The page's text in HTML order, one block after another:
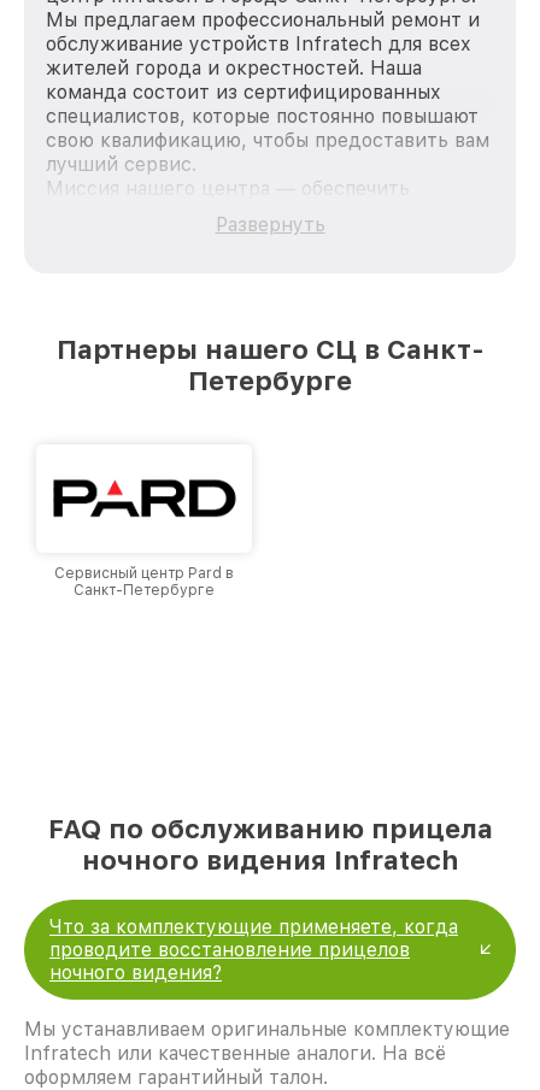
Мы предлагаем профессиональный ремонт и
обслуживание устройств Infratech для всех
жителей города и окрестностей. Наша
команда состоит из сертифицированных
специалистов, которые постоянно повышают
свою квалификацию, чтобы предоставить вам
лучший сервис.
Миссия нашего центра — обеспечить
качественный и доступный ремонт для
каждого пользователя продукции Infratech,
лучшим сервисным центром Infratech в
городе Санкт-Петербурге, постоянно
Развернуть
Партнеры нашего СЦ в Санкт-
Петербурге
Сервисный центр Pard в
Санкт-Петербурге
FAQ по обслуживанию прицела
ночного видения Infratech
Что за комплектующие применяете, когда
проводите восстановление прицелов
ночного видения?
Мы устанавливаем оригинальные комплектующие
Infratech или качественные аналоги. На всё
оформляем гарантийный талон.